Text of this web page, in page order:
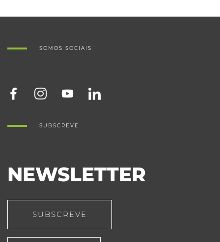
SOMOS SOCIAIS
SUBSCREVE
NEWSLETTER
SUBSCREVE